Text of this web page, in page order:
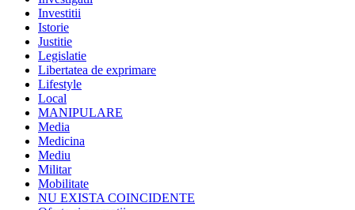
Investitii
Istorie
Justitie
Legislatie
Libertatea de exprimare
Lifestyle
Local
MANIPULARE
Media
Medicina
Mediu
Militar
Mobilitate
NU EXISTA COINCIDENTE